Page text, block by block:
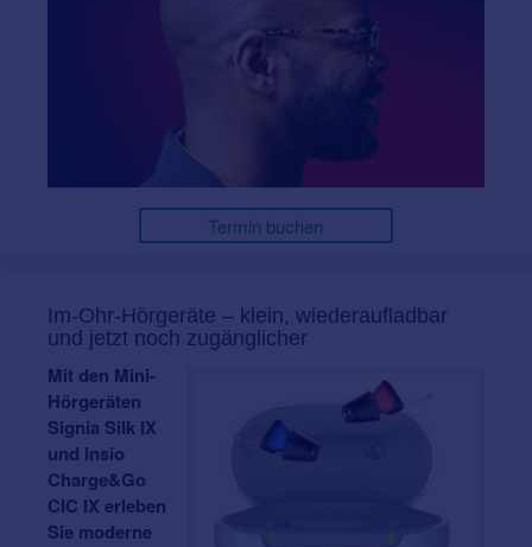
Termin buchen
Im-Ohr-Hörgeräte – klein, wiederaufladbar
und jetzt noch zugänglicher
Mit den Mini-
Hörgeräten
Signia Silk IX
und Insio
Charge&Go
CIC IX erleben
Sie moderne